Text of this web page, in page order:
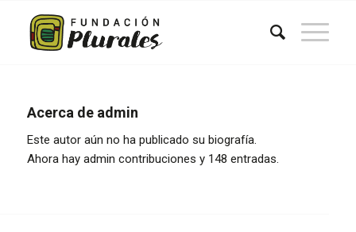
Acerca de admin
Este autor aún no ha publicado su biografía.
Ahora hay admin contribuciones y 148 entradas.